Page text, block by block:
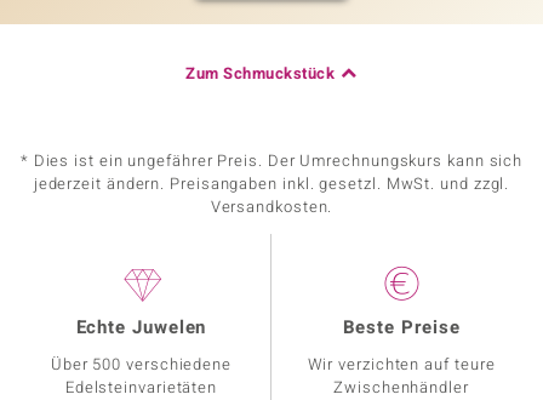
Zum Schmuckstück
* Dies ist ein ungefährer Preis. Der Umrechnungskurs kann sich
jederzeit ändern. Preisangaben inkl. gesetzl. MwSt. und zzgl.
Versandkosten.
Echte Juwelen
Über 500 verschiedene
Edelsteinvarietäten
Beste Preise
Wir verzichten auf teure
Zwischenhändler